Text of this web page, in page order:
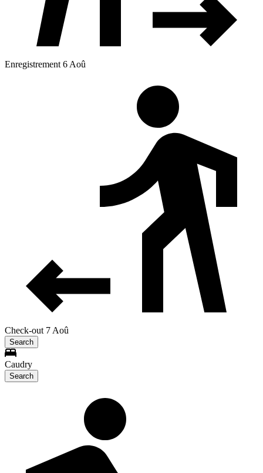
Enregistrement 6 Aoû
Check-out 7 Aoû
Search
Caudry
Search